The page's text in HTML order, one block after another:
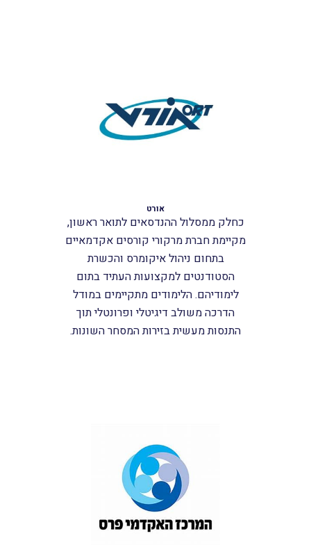
אורט
כחלק ממסלול ההנדסאים לתואר ראשון,
מקיימת חברת מרקורי קורסים אקדמאיים
בתחום ניהול איקומרס והכשרת
הסטודנטים למקצועות העתיד בתום
לימודיהם. הלימודים מתקיימים במודל
הדרכה משולב דיגיטלי ופרונטלי תוך
התנסות מעשית בזירות המסחר השונות.